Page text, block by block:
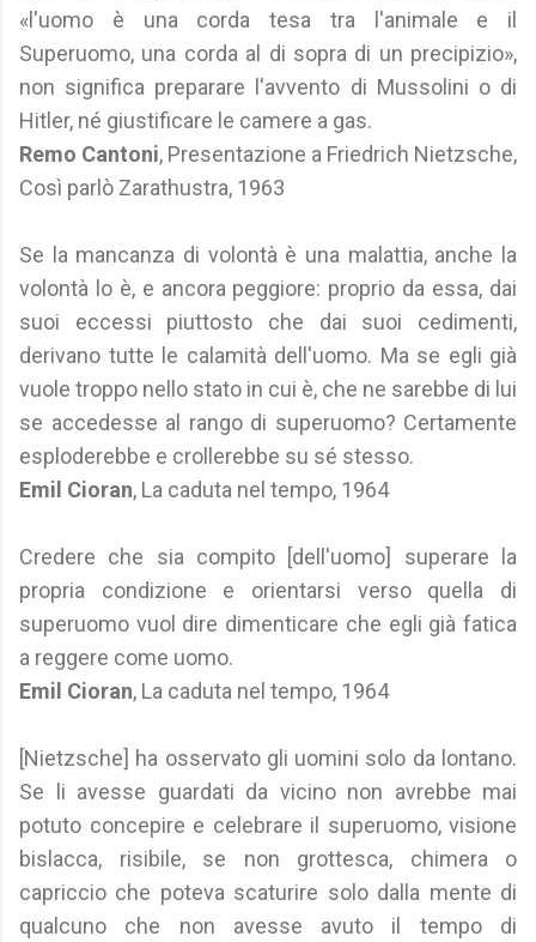
«l'uomo è una corda tesa tra l'animale e il
Superuomo, una corda al di sopra di un precipizio»,
non significa preparare l'avvento di Mussolini o di
Hitler, né giustificare le camere a gas.
Remo Cantoni, Presentazione a Friedrich Nietzsche,
Così parlò Zarathustra, 1963
Se la mancanza di volontà è una malattia, anche la
volontà lo è, e ancora peggiore: proprio da essa, dai
suoi eccessi piuttosto che dai suoi cedimenti,
derivano tutte le calamità dell'uomo. Ma se egli già
vuole troppo nello stato in cui è, che ne sarebbe di lui
se accedesse al rango di superuomo? Certamente
esploderebbe e crollerebbe su sé stesso.
Emil Cioran, La caduta nel tempo, 1964
Credere che sia compito [dell'uomo] superare la
propria condizione e orientarsi verso quella di
superuomo vuol dire dimenticare che egli già fatica
a reggere come uomo.
Emil Cioran, La caduta nel tempo, 1964
[Nietzsche] ha osservato gli uomini solo da lontano.
Se li avesse guardati da vicino non avrebbe mai
potuto concepire e celebrare il superuomo, visione
bislacca, risibile, se non grottesca, chimera o
capriccio che poteva scaturire solo dalla mente di
qualcuno che non avesse avuto il tempo di